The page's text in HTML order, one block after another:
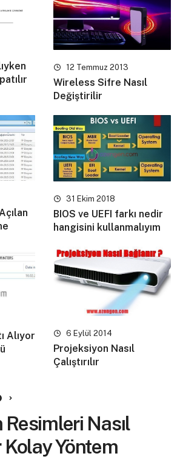
12 Temmuz 2013
Wireless Sifre Nasıl
Değiştirilir
31 Ekim 2018
BIOS ve UEFI farkı nedir
hangisini kullanmalıyım
Alıyor
6 Eylül 2014
Projeksiyon Nasıl
Çalıştırılır
Nasıl
Yöntem